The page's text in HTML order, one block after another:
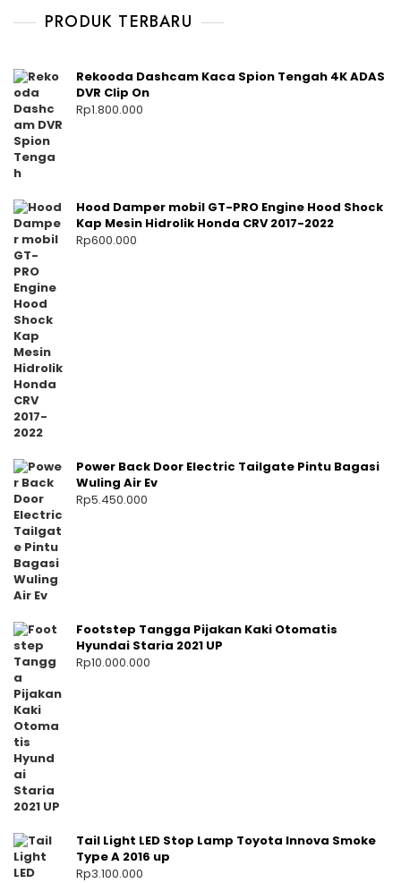
PRODUK TERBARU
Rekooda Dashcam Kaca Spion Tengah 4K ADAS
DVR Clip On
Rp1.800.000
Hood Damper mobil GT-PRO Engine Hood Shock
Kap Mesin Hidrolik Honda CRV 2017-2022
Rp600.000
Power Back Door Electric Tailgate Pintu Bagasi
Wuling Air Ev
Rp5.450.000
Footstep Tangga Pijakan Kaki Otomatis
Hyundai Staria 2021 UP
Rp10.000.000
Tail Light LED Stop Lamp Toyota Innova Smoke
Type A 2016 up
Rp3.100.000